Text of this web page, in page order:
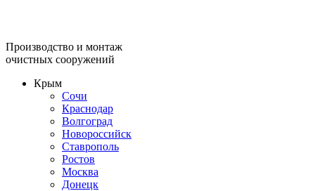
Производство и монтаж
очистных сооружений
Крым
Сочи
Краснодар
Волгоград
Новороссийск
Ставрополь
Ростов
Москва
Донецк